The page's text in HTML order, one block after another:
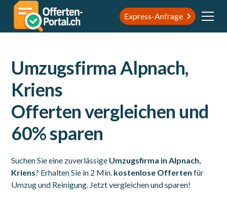
Express-Anfrage
Umzugsfirma Alpnach,
Kriens
Offerten vergleichen und
60% sparen
Suchen Sie eine zuverlässige Umzugsfirma in Alpnach,
Kriens? Erhalten Sie in 2 Min. kostenlose Offerten für
Umzug und Reinigung. Jetzt vergleichen und sparen!